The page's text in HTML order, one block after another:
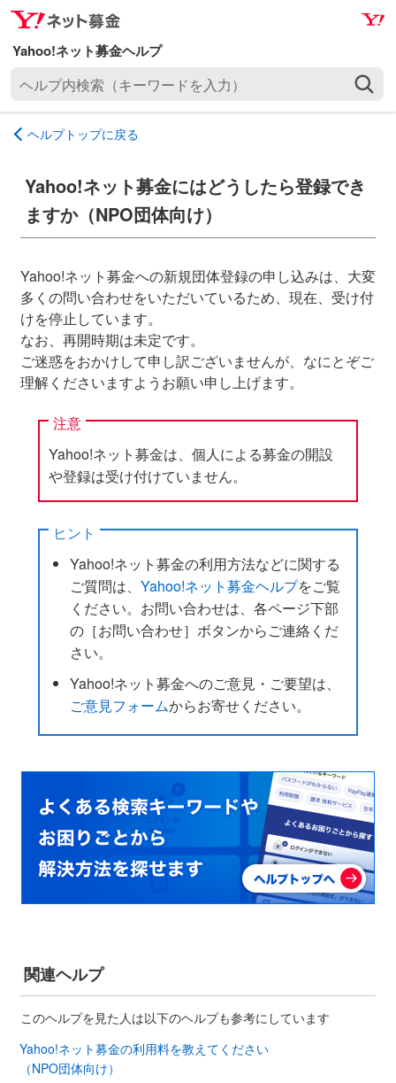
ナ
ビ
ゲ
ー
ョ
ン
ッ
メ
イ
ン
コ
テ
ン
キ
プ
プ
内
ワ
ー
ド
を
入
力
ヘルプトップに戻る
Yahoo!ネット募金にはどうしたら登録でき
ますか（NPO団体向け）
Yahoo!ネット募金への新規団体登録の申し込みは、大変
多くの問い合わせをいただいているため、現在、受け付
けを停止しています。
なお、再開時期は未定です。
ご迷惑をおかけして申し訳ございませんが、なにとぞご
理解くださいますようお願い申し上げます。
注意
Yahoo!ネット募金は、個人による募金の開設
や登録は受け付けていません。
ヒント
Yahoo!ネット募金の利用方法などに関する
ご質問は、Yahoo!ネット募金ヘルプをご覧
ください。お問い合わせは、各ページ下部
の［お問い合わせ］ボタンからご連絡くだ
さい。
Yahoo!ネット募金へのご意見・ご要望は、
ご意見フォームからお寄せください。
関連ヘルプ
このヘルプを見た人は以下のヘルプも参考にしています
Yahoo!ネット募金の利用料を教えてください
（NPO団体向け）